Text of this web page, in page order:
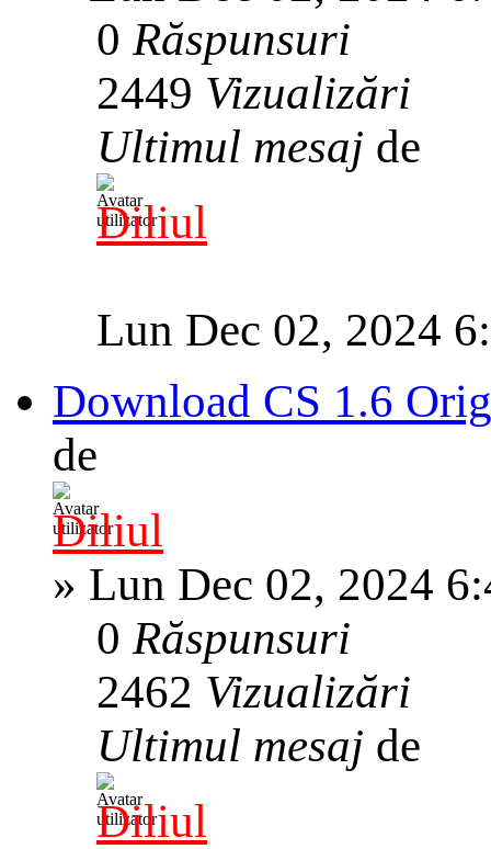
0Răspunsuri
2449 Vizualizări
Ultimul mesaj de
Diliul
Lun Dec 02, 2024
Download CS 1.6
de
Diliul
» Lun Dec 02, 2024
0Răspunsuri
2462 Vizualizări
Ultimul mesaj de
Diliul